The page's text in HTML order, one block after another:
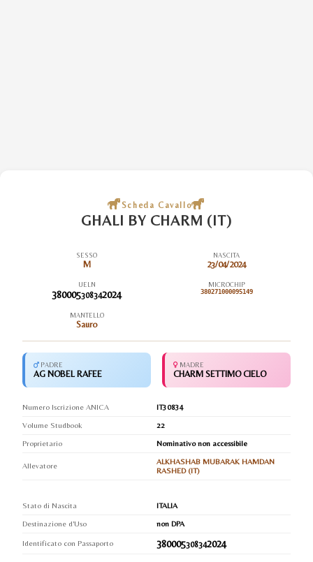
Scheda Cavallo
GHALI BY CHARM (IT)
SESSO
M
NASCITA
23/04/2024
UELN
380005308342024
MICROCHIP
380271000095149
MANTELLO
Sauro
PADRE
AG NOBEL RAFEE
MADRE
CHARM SETTIMO CIELO
Numero Iscrizione ANICA
IT30834
Volume Studbook
22
Proprietario
Nominativo non accessibile
Allevatore
ALKHASHAB MUBARAK HAMDAN
RASHED (IT)
Stato di Nascita
ITALIA
Destinazione d'Uso
non DPA
Identificato con Passaporto 380005308342024